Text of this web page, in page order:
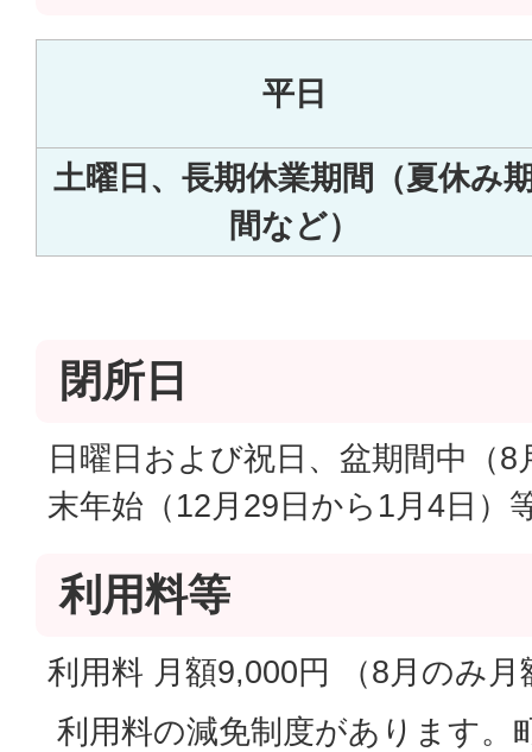
平日
土曜日、長期休業期間（夏休み
間など）
閉所日
日曜日および祝日、盆期間中（
末年始（12月29日から1月4日）
利用料等
利用料 月額9,000円 （8月のみ月
利用料の減免制度があります。